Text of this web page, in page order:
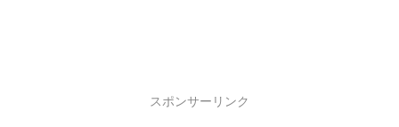
スポンサーリンク